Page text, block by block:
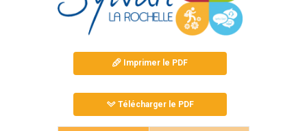
Imprimer le PDF
Télécharger le PDF